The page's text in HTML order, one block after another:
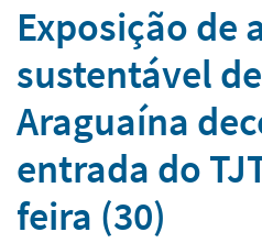
Notícias
Exposição de
sustentável
Araguaína
entrada do
feira (30)